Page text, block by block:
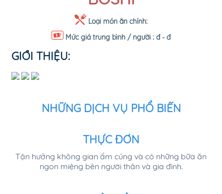
Loại món ăn chính:
Mức giá trung bình / người : đ - đ
GIỚI THIỆU:
NHỮNG DỊCH VỤ PHỔ BIẾN
THỰC ĐƠN
Tận hưởng không gian ấm cúng và có những bữa ăn
ngon miệng bên người thân và gia đình.